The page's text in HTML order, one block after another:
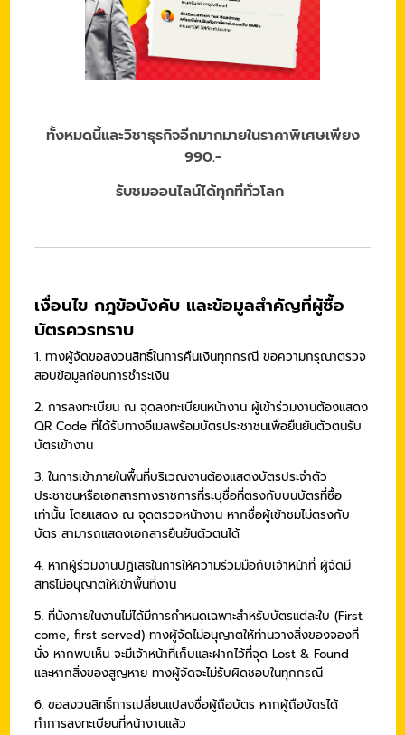
ทั้งหมดนี้และวิชาธุรกิจอีกมากมายในราคาพิเศษเพียง
990.-
รับชมออนไลน์ได้ทุกที่ทั่วโลก
เงื่อนไข กฎข้อบังคับ และข้อมูลสำคัญที่ผู้ซื้อ
บัตรควรทราบ
1. ทางผู้จัดขอสงวนสิทธิ์ในการคืนเงินทุกกรณี ขอความกรุณาตรวจ
สอบข้อมูลก่อนการชำระเงิน
2. การลงทะเบียน ณ จุดลงทะเบียนหน้างาน ผู้เข้าร่วมงานต้องแสดง
QR Code ที่ได้รับทางอีเมลพร้อมบัตรประชาชนเพื่อยืนยันตัวตนรับ
บัตรเข้างาน
3. ในการเข้าภายในพื้นที่บริเวณงานต้องแสดงบัตรประจำตัว
ประชาชนหรือเอกสารทางราชการที่ระบุชื่อที่ตรงกับบนบัตรที่ซื้อ
เท่านั้น โดยแสดง ณ จุดตรวจหน้างาน หากชื่อผู้เข้าชมไม่ตรงกับ
บัตร สามารถแสดงเอกสารยืนยันตัวตนได้
4. หากผู้ร่วมงานปฏิเสธในการให้ความร่วมมือกับเจ้าหน้าที่ ผู้จัดมี
สิทธิไม่อนุญาตให้เข้าพื้นที่งาน
5. ที่นั่งภายในงานไม่ได้มีการกำหนดเฉพาะสำหรับบัตรแต่ละใบ (First
come, first served) ทางผู้จัดไม่อนุญาตให้ท่านวางสิ่งของจองที่
นั่ง หากพบเห็น จะมีเจ้าหน้าที่เก็บและฝากไว้ที่จุด Lost & Found
และหากสิ่งของสูญหาย ทางผู้จัดจะไม่รับผิดชอบในทุกกรณี
6. ขอสงวนสิทธิ์การเปลี่ยนแปลงชื่อผู้ถือบัตร หากผู้ถือบัตรได้
ทำการลงทะเบียนที่หน้างานแล้ว